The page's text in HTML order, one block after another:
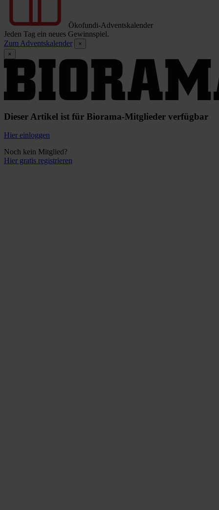
Ökofundi-Adventskalender
Jeden Tag ein neues Gewinnspiel.
Zum Adventskalender
×
×
Dieser Artikel ist für Biorama-Mitglieder verfügbar
Hier einloggen
Noch kein Mitglied?
Hier gratis registrieren